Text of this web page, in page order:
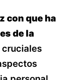
con que ha
de la